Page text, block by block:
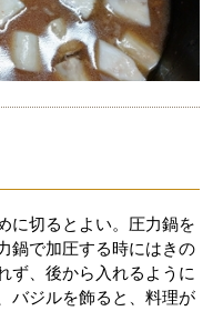
に切るとよい。圧力鍋を
鍋で加圧する時にはきの
ず、後から入れるように
バジルを飾ると、料理が